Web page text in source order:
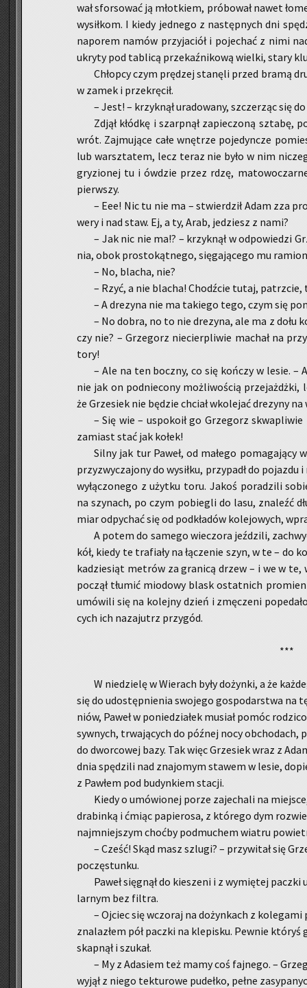
wał sfor­so­wać ją młot­kiem, pró­bo­wał nawet
wy­sił­kom. I kiedy jed­ne­go z na­stęp­nych dni
na­po­rem namów przy­ja­ciół i po­je­chać z nimi
ukry­ty pod ta­bli­cą prze­kaź­ni­ko­wą wiel­ki, stary
Chłop­cy czym prę­dzej sta­nę­li przed bramą
w zamek i prze­krę­cił.
– Jest! – krzyk­nął ura­do­wa­ny, szcze­rząc się
Zdjął kłód­kę i szarp­nął za­pie­czo­ną szta­bę,
wrót. Zaj­mu­ją­ce całe wnę­trze po­je­dyn­cze
lub warsz­ta­tem, lecz teraz nie było w nim
gry­zio­nej tu i ów­dzie przez rdzę,
pierw­szy.
– Eee! Nic tu nie ma – stwier­dził Adam zza
we­ry i nad staw. Ej, a ty, Arab, je­dziesz z nami?
– Jak nic nie ma!? – krzyk­nął w od­po­wie­dzi
nia, obok pro­sto­kąt­ne­go, się­ga­ją­ce­go mu
– No, bla­cha, nie?
– Rzyć, a nie bla­cha! Chodź­cie tutaj,
– A dre­zy­na nie ma ta­kie­go tego, czym się
– No dobra, no to nie dre­zy­na, ale ma z dołu
czy nie? – Grze­gorz nie­cier­pli­wie ma­chał na
tory!
– Ale na ten bocz­ny, co się koń­czy w lesie.
nie jak on pod­nie­co­ny moż­li­wo­ścią prze­jażdż­ki,
że Grze­siek nie bę­dzie chciał wko­le­jać dre­zy­ny
– Się wie – uspo­ko­ił go Grze­gorz skwa­pli­wie
za­miast stać jak kołek!
Silny jak tur Paweł, od ma­łe­go
przy­zwy­cza­jo­ny do wy­sił­ku, przy­padł do
wy­łą­czo­ne­go z użyt­ku toru. Jakoś po­ra­dzi­li
na szy­nach, po czym po­bie­gli do lasu, zna­leźć
miar od­py­chać się od pod­kła­dów ko­le­jo­wych,
A potem do sa­me­go wie­czo­ra jeź­dzi­li,
kół, kiedy te tra­fia­ły na łą­cze­nie szyn, w te – do
ka­dzie­siąt me­trów za gra­ni­cą drzew – i we w te,
po­czął tłu­mić mio­do­wy blask ostat­nich
umó­wi­li się na ko­lej­ny dzień i zmę­cze­ni
cych ich na­za­jutrz przy­gód.
***
W nie­dzie­lę w Wie­rach były do­żyn­ki, a że
się do udo­stęp­nie­nia swo­je­go go­spo­dar­stwa na
niów, Paweł w po­nie­dzia­łek mu­siał pomóc
syw­nych, trwa­ją­cych do póź­nej nocy ob­cho­dach,
do dwor­co­wej bazy. Tak więc Grze­siek wraz z
dnia spę­dzi­li nad zna­jo­mym sta­wem w lesie,
z Paw­łem pod bu­dyn­kiem sta­cji.
Kiedy o umó­wio­nej porze za­je­cha­li na
dra­bin­ką i ćmiąc pa­pie­ro­sa, z któ­re­go dym
naj­mniej­szym choć­by po­dmu­chem wia­tru
– Cześć! Skąd masz szlu­gi? – przy­wi­tał się
po­czę­stun­ku.
Paweł się­gnął do kie­sze­ni i z wy­mię­tej
lar­nym bez fil­tra.
– Oj­ciec się wczo­raj na do­żyn­kach z
zna­la­złem pół pacz­ki na kle­pi­sku. Pew­nie
skap­nął i szu­kał.
– My z Ada­siem też mamy coś faj­ne­go. –
wyjął z niego tek­tu­ro­we pu­deł­ko, pełne